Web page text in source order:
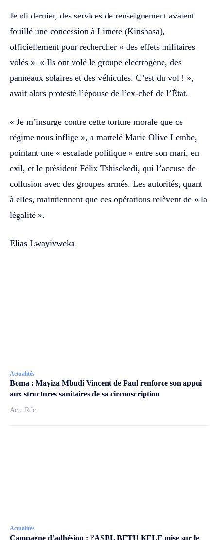
Jeudi dernier, des services de renseignement avaient
fouillé une concession à Limete (Kinshasa),
officiellement pour rechercher « des effets militaires
volés ». « Ils ont volé le groupe électrogène, des
panneaux solaires et des véhicules. C’est du vol ! »,
avait alors protesté l’épouse de l’ex-chef de l’État.
« Je m’insurge contre cette torture morale que ce
régime nous inflige », a martelé Marie Olive Lembe,
pointant une « escalade politique » entre son mari, en
exil, et le président Félix Tshisekedi, qui l’accuse de
collusion avec des groupes armés. Les autorités, quant
à elles, maintiennent que ces opérations relèvent de « la
légalité ».
Elias Lwayivweka
Actualités
Boma : Mayiza Mbudi Vincent de Paul renforce son appui
aux structures sanitaires de sa circonscription
Actu Rdc
Actualités
Campagne d’adhésion : l’ASBL BETU KELE mise sur le